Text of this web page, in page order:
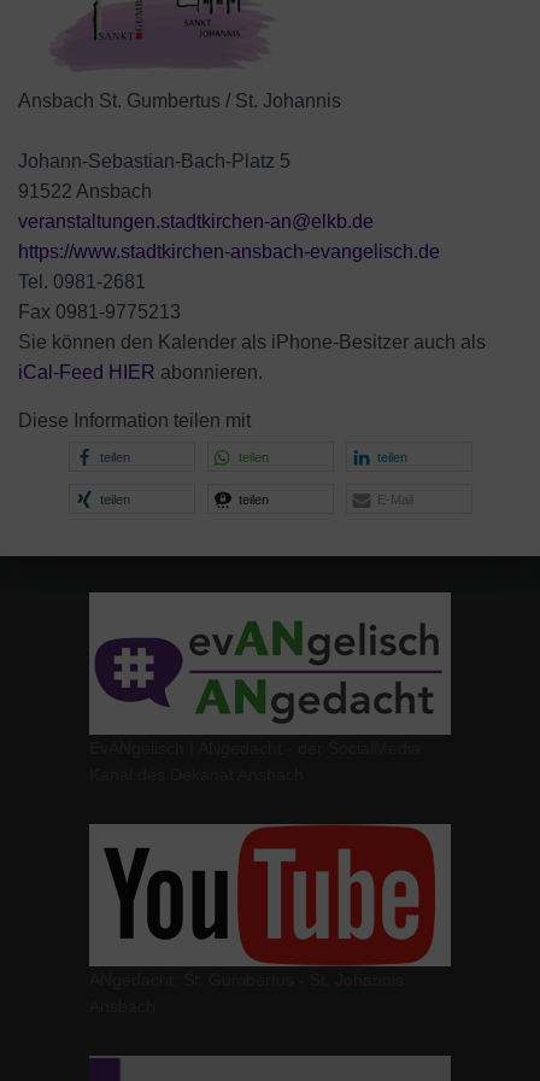
Ansbach St. Gumbertus / St. Johannis
Johann-Sebastian-Bach-Platz 5
91522 Ansbach
veranstaltungen.stadtkirchen-an@elkb.de
https://www.stadtkirchen-ansbach-evangelisch.de
Tel. 0981-2681
Fax 0981-9775213
Sie können den Kalender als iPhone-Besitzer auch als
iCal-Feed HIER abonnieren.
Diese Information teilen mit
teilen teilen teilen
teilen teilen E-Mail